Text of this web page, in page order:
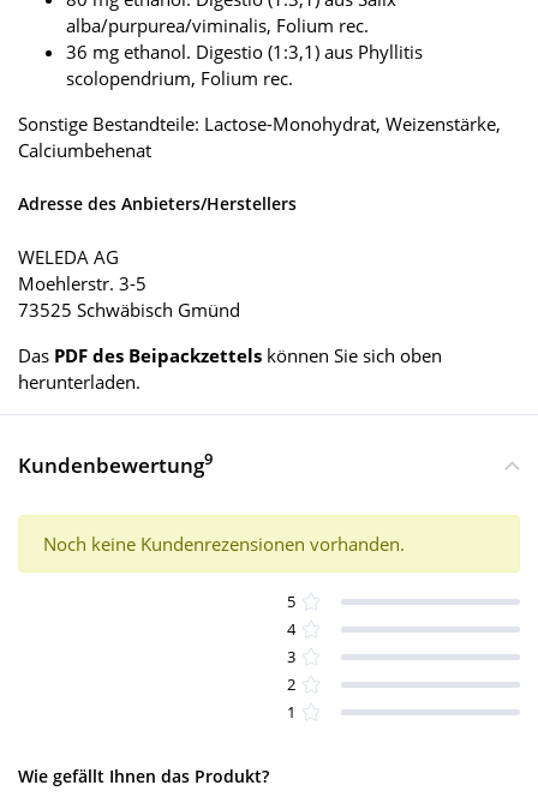
alba/purpurea/viminalis, Folium rec.
36 mg ethanol. Digestio (1:3,1) aus Phyllitis
scolopendrium, Folium rec.
Sonstige Bestandteile: Lactose-Monohydrat, Weizenstärke,
Calciumbehenat
Adresse des Anbieters/Herstellers
WELEDA AG
Moehlerstr. 3-5
73525 Schwäbisch Gmünd
Das PDF des Beipackzettels können Sie sich oben
herunterladen.
Kundenbewertung9
Noch keine Kundenrezensionen vorhanden.
5
4
3
2
1
Wie gefällt Ihnen das Produkt?